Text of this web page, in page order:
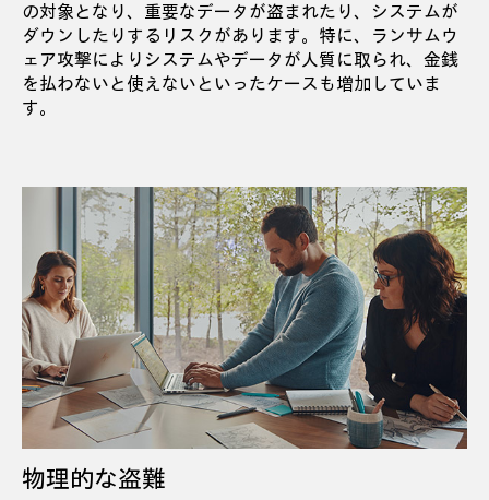
の対象となり、重要なデータが盗まれたり、システムが
ダウンしたりするリスクがあります。特に、ランサムウ
ェア攻撃によりシステムやデータが人質に取られ、金銭
を払わないと使えないといったケースも増加していま
す。
物理的な盗難